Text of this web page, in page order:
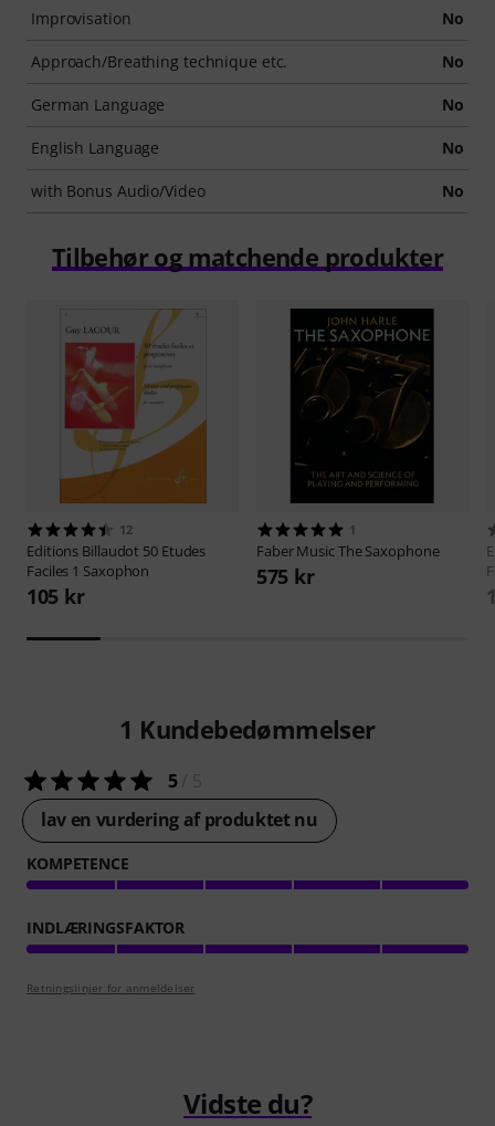
Improvisation No
Approach/Breathing technique etc. No
German Language No
English Language No
with Bonus Audio/Video No
Tilbehør og matchende produkter
12
Editions Billaudot 50 Etudes
Faciles 1 Saxophon
105 kr
1
Faber MusicThe Saxophone
575 kr
1 Kundebedømmelser
5/ 5
lav en vurdering af produktet nu
KOMPETENCE
INDLÆRINGSFAKTOR
Retningslinjer for anmeldelser
Vidste du?